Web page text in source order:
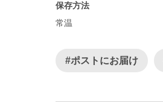
保存方法
常温
#ポストにお届け